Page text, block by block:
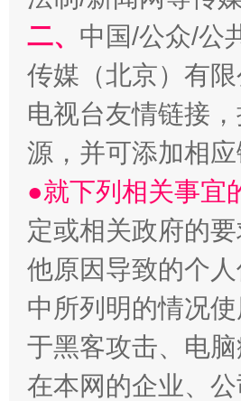
二、 中国/公众/公
传媒（北京）有
电视台友情链接
源，并可添加相应
●就下列相关事宜
定或相关政府的
他原因导致的个人
中所列明的情况
于黑客攻击、电
在本网的企业、